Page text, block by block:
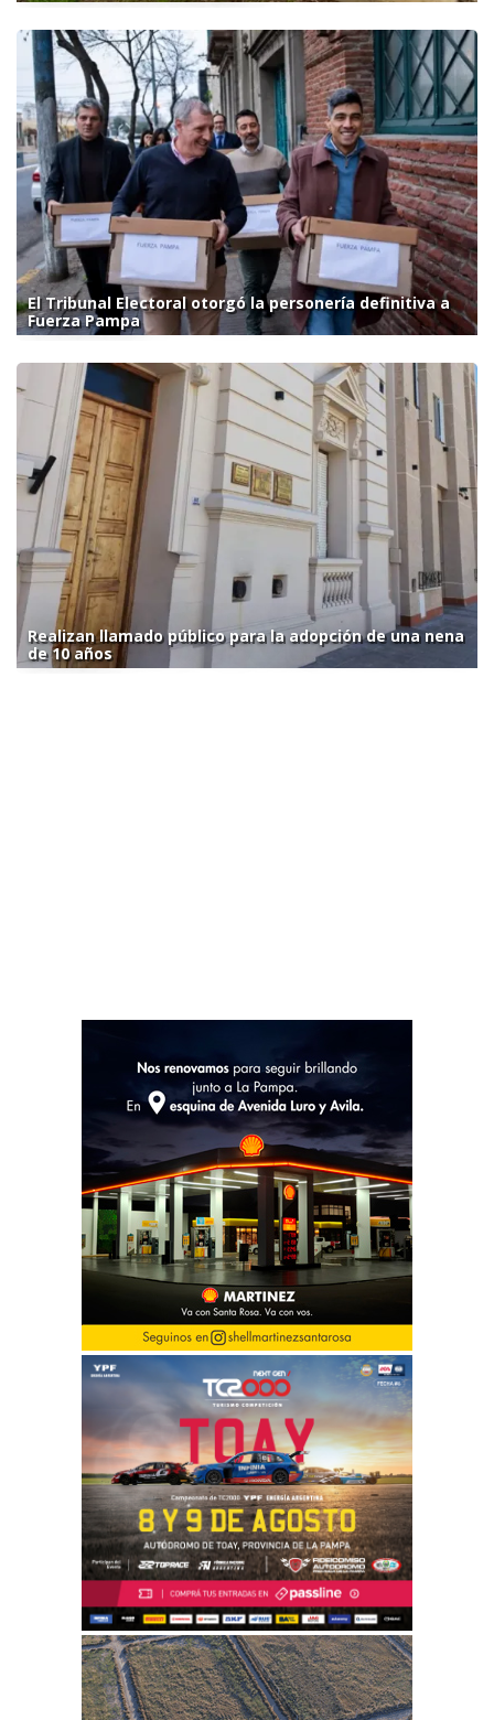
El Tribunal Electoral otorgó la personería definitiva a
Fuerza Pampa
Realizan llamado público para la adopción de una nena
de 10 años